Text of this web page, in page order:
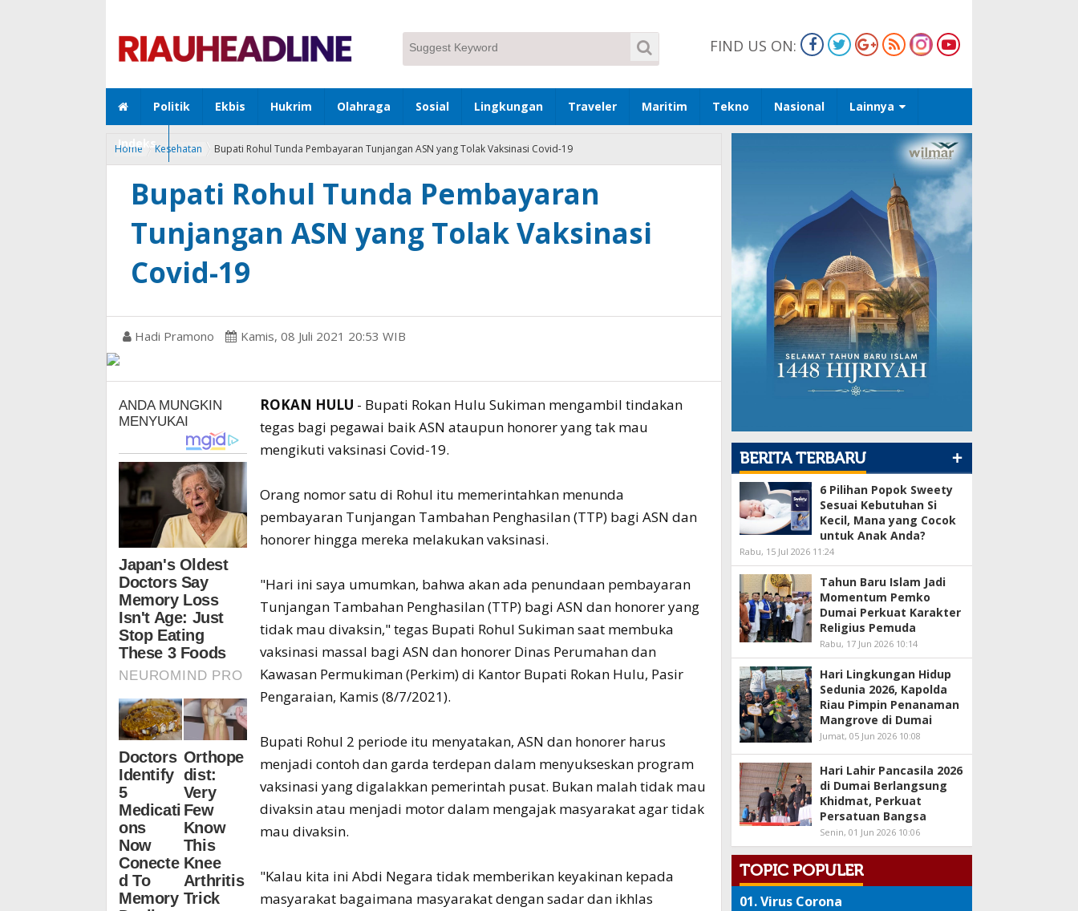
FIND US ON:
Politik Ekbis Hukrim Olahraga Sosial Lingkungan Traveler Maritim Tekno Nasional Lainnya
Indeks
Home Kesehatan Bupati Rohul Tunda Pembayaran Tunjangan ASN yang Tolak Vaksinasi Covid-19
Bupati Rohul Tunda Pembayaran
Tunjangan ASN yang Tolak Vaksinasi
Covid-19
Hadi Pramono Kamis, 08 Juli 2021 20:53 WIB
ROKAN HULU - Bupati Rokan Hulu Sukiman mengambil tindakan
tegas bagi pegawai baik ASN ataupun honorer yang tak mau
mengikuti vaksinasi Covid-19.
Orang nomor satu di Rohul itu memerintahkan menunda
pembayaran Tunjangan Tambahan Penghasilan (TTP) bagi ASN dan
honorer hingga mereka melakukan vaksinasi.
"Hari ini saya umumkan, bahwa akan ada penundaan pembayaran
Tunjangan Tambahan Penghasilan (TTP) bagi ASN dan honorer yang
tidak mau divaksin," tegas Bupati Rohul Sukiman saat membuka
vaksinasi massal bagi ASN dan honorer Dinas Perumahan dan
Kawasan Permukiman (Perkim) di Kantor Bupati Rokan Hulu, Pasir
Pengaraian, Kamis (8/7/2021).
Bupati Rohul 2 periode itu menyatakan, ASN dan honorer harus
menjadi contoh dan garda terdepan dalam menyukseskan program
vaksinasi yang digalakkan pemerintah pusat. Bukan malah tidak mau
divaksin atau menjadi motor dalam mengajak masyarakat agar tidak
mau divaksin.
"Kalau kita ini Abdi Negara tidak memberikan keyakinan kepada
masyarakat bagaimana masyarakat dengan sadar dan ikhlas
+
BERITA TERBARU
6 Pilihan Popok Sweety
Sesuai Kebutuhan Si
Kecil, Mana yang Cocok
untuk Anak Anda?
Rabu, 15 Jul 2026 11:24
Tahun Baru Islam Jadi
Momentum Pemko
Dumai Perkuat Karakter
Religius Pemuda
Rabu, 17 Jun 2026 10:14
Hari Lingkungan Hidup
Sedunia 2026, Kapolda
Riau Pimpin Penanaman
Mangrove di Dumai
Jumat, 05 Jun 2026 10:08
Hari Lahir Pancasila 2026
di Dumai Berlangsung
Khidmat, Perkuat
Persatuan Bangsa
Senin, 01 Jun 2026 10:06
TOPIC POPULER
01.Virus Corona